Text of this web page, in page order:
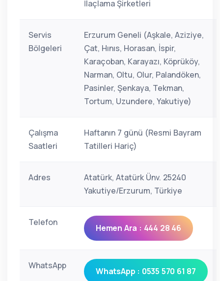
İlaçlama Şirketleri
Servis
Bölgeleri
Erzurum Geneli (Aşkale, Aziziye,
Çat, Hınıs, Horasan, İspir,
Karaçoban, Karayazı, Köprüköy,
Narman, Oltu, Olur, Palandöken,
Pasinler, Şenkaya, Tekman,
Tortum, Uzundere, Yakutiye)
Çalışma
Saatleri
Haftanın 7 günü (Resmi Bayram
Tatilleri Hariç)
Adres
Atatürk, Atatürk Ünv. 25240
Yakutiye/Erzurum, Türkiye
Telefon
Hemen Ara : 444 28 46
WhatsApp
WhatsApp : 0535 570 61 87